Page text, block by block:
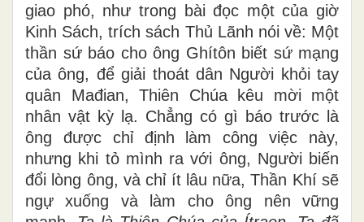
giao phó, như trong bài đọc một của giờ
Kinh Sách, trích sách Thủ Lãnh nói về: Một
thần sứ báo cho ông Ghítôn biết sứ mạng
của ông, để giải thoát dân Người khỏi tay
quân Mađian, Thiên Chúa kêu mời một
nhân vật kỳ lạ. Chẳng có gì báo trước là
ông được chỉ định làm công việc này,
nhưng khi tỏ mình ra với ông, Người biến
đổi lòng ông, và chỉ ít lâu nữa, Thần Khí sẽ
ngự xuống và làm cho ông nên vững